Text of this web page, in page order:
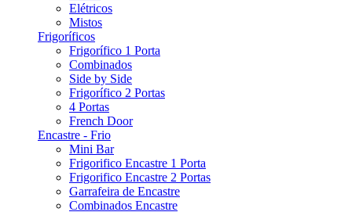
Elétricos
Mistos
Frigoríficos
Frigorífico 1 Porta
Combinados
Side by Side
Frigorífico 2 Portas
4 Portas
French Door
Encastre - Frio
Mini Bar
Frigorifico Encastre 1 Porta
Frigorifico Encastre 2 Portas
Garrafeira de Encastre
Combinados Encastre